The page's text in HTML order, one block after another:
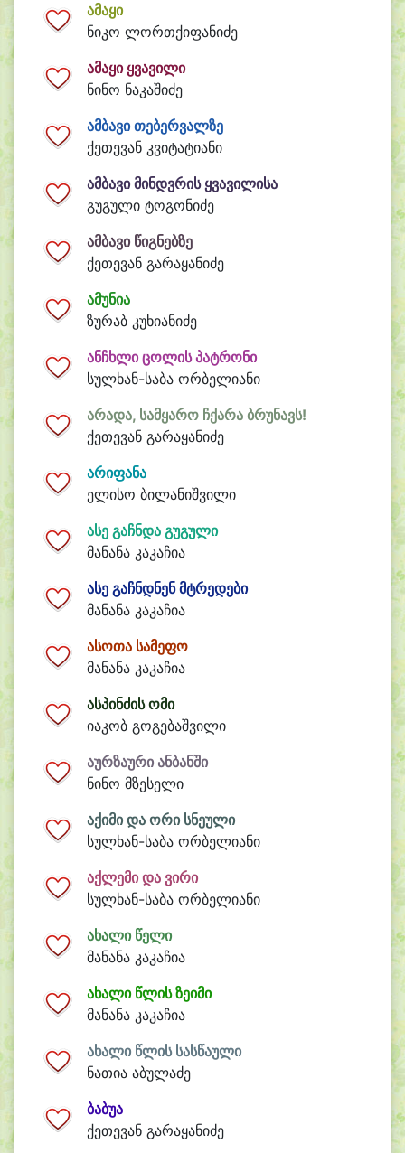
ამაყი
ნიკო ლორთქიფანიძე
ამაყი ყვავილი
ნინო ნაკაშიძე
ამბავი თებერვალზე
ქეთევან კვიტატიანი
ამბავი მინდვრის ყვავილისა
გუგული ტოგონიძე
ამბავი წიგნებზე
ქეთევან გარაყანიძე
ამუნია
ზურაბ კუხიანიძე
ანჩხლი ცოლის პატრონი
სულხან-საბა ორბელიანი
არადა, სამყარო ჩქარა ბრუნავს!
ქეთევან გარაყანიძე
არიფანა
ელისო ბილანიშვილი
ასე გაჩნდა გუგული
მანანა კაკაჩია
ასე გაჩნდნენ მტრედები
მანანა კაკაჩია
ასოთა სამეფო
მანანა კაკაჩია
ასპინძის ომი
იაკობ გოგებაშვილი
აურზაური ანბანში
ნინო მზესელი
აქიმი და ორი სნეული
სულხან-საბა ორბელიანი
აქლემი და ვირი
სულხან-საბა ორბელიანი
ახალი წელი
მანანა კაკაჩია
ახალი წლის ზეიმი
მანანა კაკაჩია
ახალი წლის სასწაული
ნათია აბულაძე
ბაბუა
ქეთევან გარაყანიძე